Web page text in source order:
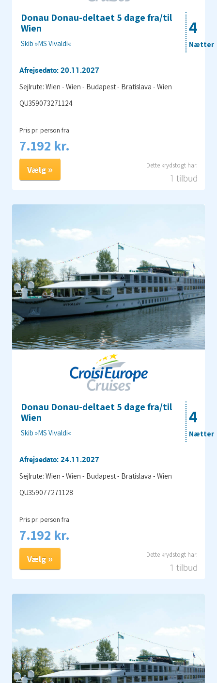
4
Nætter
Donau Donau-deltaet 5 dage fra/til
Wien
Skib »MS Vivaldi«
Afrejsedato: 20.11.2027
Sejlrute: Wien - Wien - Budapest - Bratislava - Wien
QU359073271124
Pris pr. person fra
7.192 kr.
1 tilbud
Vælg
4
Nætter
Donau Donau-deltaet 5 dage fra/til
Wien
Skib »MS Vivaldi«
Afrejsedato: 24.11.2027
Sejlrute: Wien - Wien - Budapest - Bratislava - Wien
QU359077271128
Pris pr. person fra
7.192 kr.
1 tilbud
Vælg